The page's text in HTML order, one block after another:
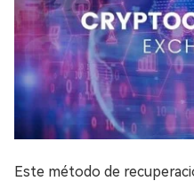
Este método de